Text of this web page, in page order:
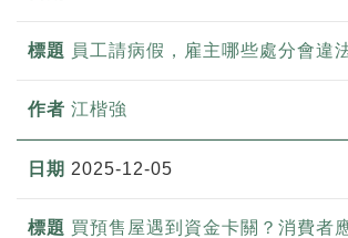
員工請病假，雇主哪些處分會違
江楷強
2025-12-05
買預售屋遇到資金卡關？消費者